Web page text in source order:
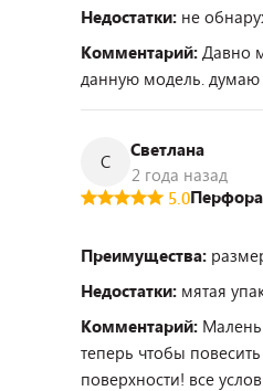
Недостатки: не
Комментарий: Давно
данную модель.
С
Светлана
2 года назад
5.0
Преимущества:
Недостатки: мятая
Комментарий:
теперь чтобы
поверхности! все